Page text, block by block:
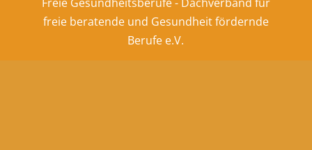
freie beratende und Gesundheit fördernde
Berufe e.V.